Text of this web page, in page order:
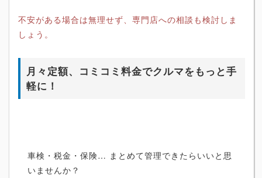
不安がある場合は無理せず、専門店への相談も検討しま
しょう。
月々定額、コミコミ料金でクルマをもっと手
軽に！
車検・税金・保険… まとめて管理できたらいいと思
いませんか？